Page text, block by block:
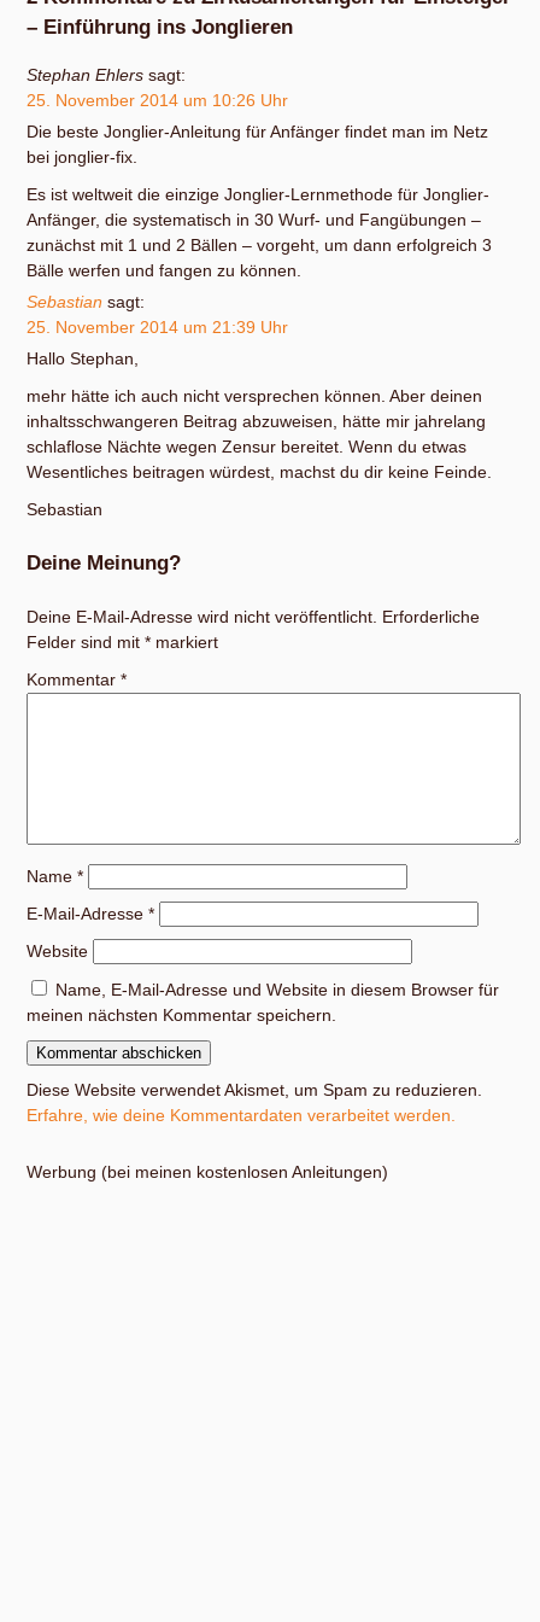
– Einführung ins Jonglieren
Stephan Ehlers sagt:
25. November 2014 um 10:26 Uhr
Die beste Jonglier-Anleitung für Anfänger findet man im Netz
bei jonglier-fix.
Es ist weltweit die einzige Jonglier-Lernmethode für Jonglier-
Anfänger, die systematisch in 30 Wurf- und Fangübungen –
zunächst mit 1 und 2 Bällen – vorgeht, um dann erfolgreich 3
Bälle werfen und fangen zu können.
Sebastian sagt:
25. November 2014 um 21:39 Uhr
Hallo Stephan,
mehr hätte ich auch nicht versprechen können. Aber deinen
inhaltsschwangeren Beitrag abzuweisen, hätte mir jahrelang
schlaflose Nächte wegen Zensur bereitet. Wenn du etwas
Wesentliches beitragen würdest, machst du dir keine Feinde.
Sebastian
Deine Meinung?
Deine E-Mail-Adresse wird nicht veröffentlicht. Erforderliche
Felder sind mit* markiert
Kommentar*
Name*
E-Mail-Adresse*
Website
Name, E-Mail-Adresse und Website in diesem Browser für
meinen nächsten Kommentar speichern.
Diese Website verwendet Akismet, um Spam zu reduzieren.
Erfahre, wie deine Kommentardaten verarbeitet werden.
Werbung (bei meinen kostenlosen Anleitungen)